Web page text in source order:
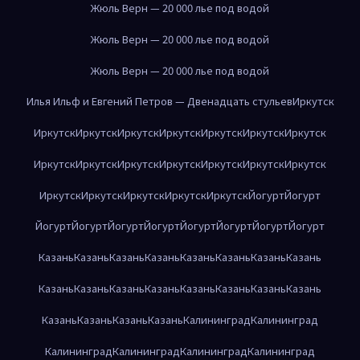
Жюль Верн — 20 000 лье под водой
Жюль Верн — 20 000 лье под водой
Жюль Верн — 20 000 лье под водой
Илья Ильф и Евгений Петров — Двенадцать стульевИркутск
ИркутскИркутскИркутскИркутскИркутскИркутскИркутск
ИркутскИркутскИркутскИркутскИркутскИркутскИркутск
ИркутскИркутскИркутскИркутскИркутскЙогуртЙогурт
ЙогуртЙогуртЙогуртЙогуртЙогуртЙогуртЙогуртЙогурт
КазаньКазаньКазаньКазаньКазаньКазаньКазаньКазань
КазаньКазаньКазаньКазаньКазаньКазаньКазаньКазань
КазаньКазаньКазаньКазаньКалининградКалининград
КалининградКалининградКалининградКалининград